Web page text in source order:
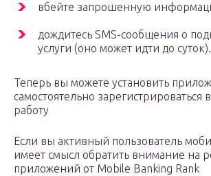
вбейте запрошенную
дождитесь SMS-сообщения о
услуги (оно может идти до суток).
Теперь вы можете установить
самостоятельно зарегистрироваться
работу
Если вы активный пользователь
имеет смысл обратить внимание на
приложений от Mobile Banking Rank